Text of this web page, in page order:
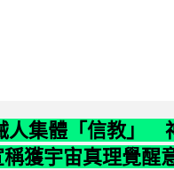
人集體「信教」
獲宇宙真理覺醒